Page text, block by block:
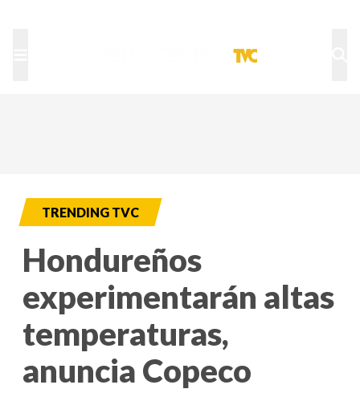
TRENDING TVC
Hondureños
experimentarán altas
temperaturas,
anuncia Copeco